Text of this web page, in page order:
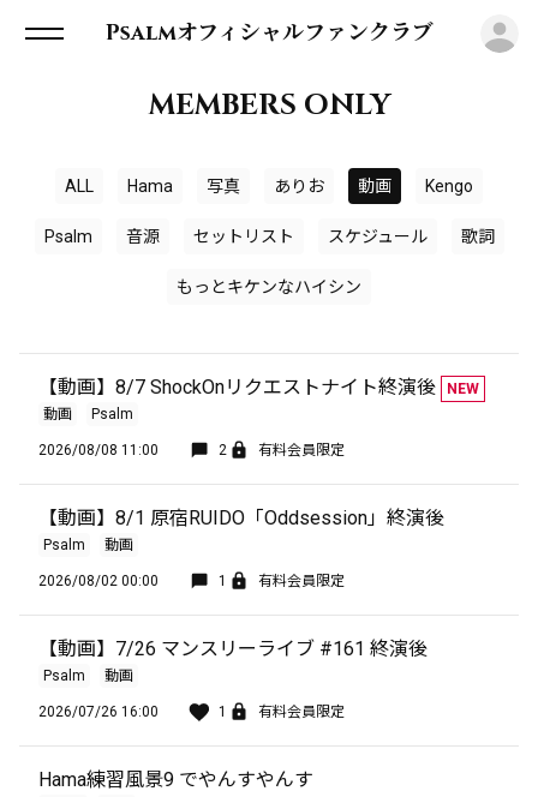
Psalmオフィシャルファンクラブ
MEMBERS ONLY
ALL Hama 写真 ありお 動画 Kengo
Psalm 音源 セットリスト スケジュール 歌詞
もっとキケンなハイシン
【動画】8/7 ShockOnリクエストナイト終演後
NEW
動画
Psalm
2026/08/08 11:00 2 有料会員限定
【動画】8/1 原宿RUIDO「Oddsession」終演後
Psalm 動画
2026/08/02 00:00 1 有料会員限定
【動画】7/26 マンスリーライブ #161 終演後
Psalm 動画
2026/07/26 16:00 1 有料会員限定
Hama練習風景9 でやんすやんす